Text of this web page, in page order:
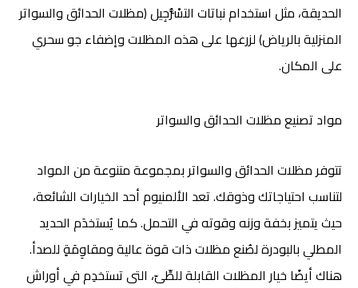
الحديقة، مثل استخدام نباتات التسْرُّجِيل (مظلات الحدائق والسواتر
المنزلية بالرياض) لزرعها على هذه المظلات وإضفاء جو سحري
على المكان.
مواد تصنيع مظلات الحدائق والسواتر
تتوفر مظلات الحدائق والسواتر بمجموعة متنوعة من المواد
لتناسب احتياجاتك وذوقك. تعد الألمنيوم أحد الخيارات الشائعة،
حيث يتميز بخفة وزنه وقوته في التحمل. كما يُستخدَم الحديد
المطلي بالبودرة لصُنع مظلات ذات قوة عالية ومقاوِمَةٍ للصدأ.
هناك أيضًا خيار المظلات القابلة للطِّىّ، التى تستخدِم في أوراش